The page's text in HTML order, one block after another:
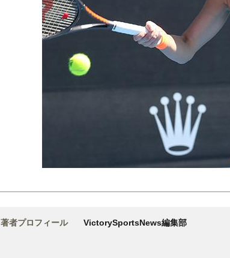
著者プロフィール VictorySportsNews編集部